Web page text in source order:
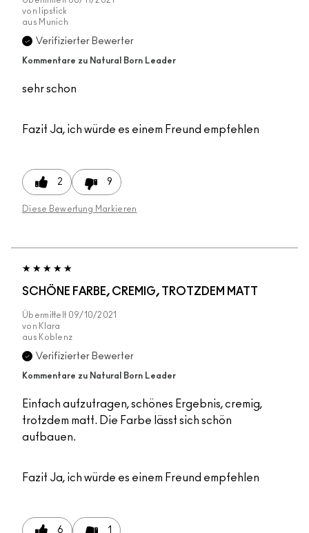
von
lipstick
aus Munich
Verifizierter Bewerter
Kommentare zu Natural Born Leader
sehr schon
Fazit Ja, ich würde es einem Freund empfehlen
2 9
Diese Bewertung Markieren
SCHÖNE FARBE, CREMIG, TROTZDEM MATT
Übermittelt 09/10/2021
von Klara
aus Koblenz
Verifizierter Bewerter
Kommentare zu Natural Born Leader
Einfach aufzutragen, schönes Ergebnis, cremig,
trotzdem matt. Die Farbe lässt sich schön
aufbauen.
Fazit Ja, ich würde es einem Freund empfehlen
6 1